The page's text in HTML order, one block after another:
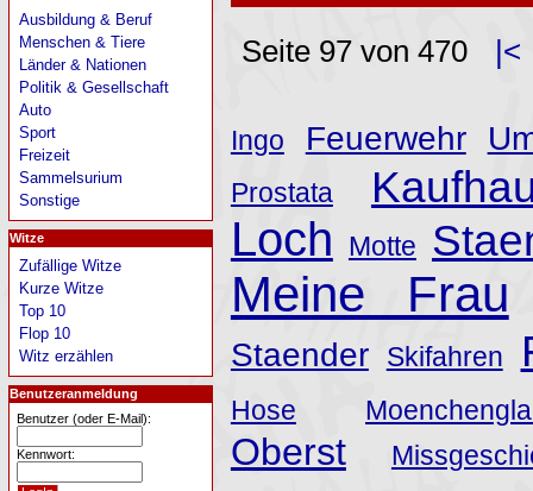
Seite 97 von 470 |<
Ingo Feuerwehr
Prostata
Loch Motte
Meine Frau
Staender Skifahren
Hose
Oberst
Ausbildung & Beruf
Menschen & Tiere
Länder & Nationen
Politik & Gesellschaft
Auto
Sport
Freizeit
Sammelsurium
Sonstige
Witze
Zufällige Witze
Kurze Witze
Top 10
Flop 10
Witz erzählen
Benutzeranmeldung
Benutzer (oder E-Mail):
Kennwort: